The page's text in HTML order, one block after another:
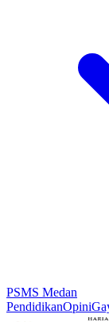
PSMS Medan
PendidikanOpini